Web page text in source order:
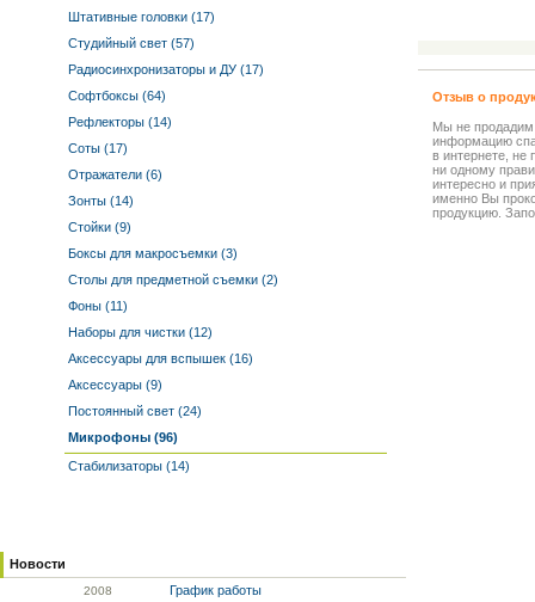
Штативные головки (17)
Студийный свет (57)
Радиосинхронизаторы и ДУ (17)
Софтбоксы (64)
Рефлекторы (14)
Соты (17)
Отражатели (6)
Зонты (14)
Стойки (9)
Боксы для макросъемки (3)
Столы для предметной съемки (2)
Фоны (11)
Наборы для чистки (12)
Аксессуары для вспышек (16)
Аксессуары (9)
Постоянный свет (24)
Микрофоны (96)
Стабилизаторы (14)
Новости
2008 График работы
Отзыв о
Мы не
информацию
в интернете, не
ни одному
интересно и
именно Вы
продукцию.